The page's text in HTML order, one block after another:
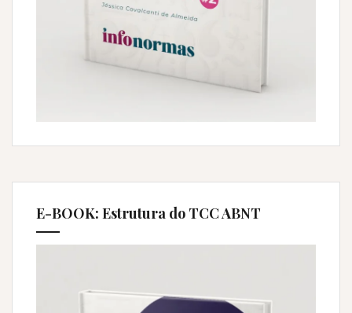
E-BOOK: Estrutura do TCC ABNT